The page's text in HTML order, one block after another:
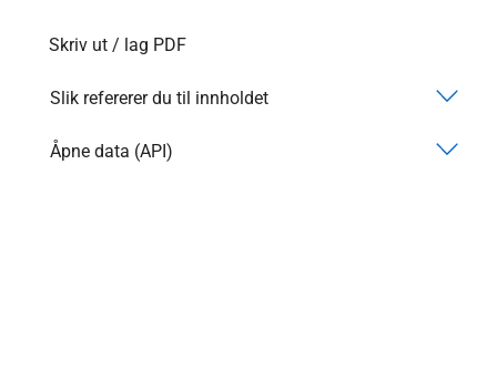
Skriv ut / lag PDF
Slik refererer du til innholdet
Åpne data (API)